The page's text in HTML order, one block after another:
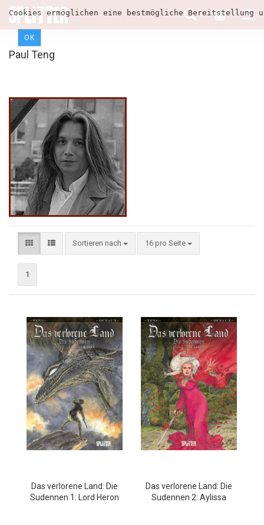
Cookies ermöglichen eine bestmögliche
OK
Paul Teng
Sortieren nach 16 pro Seite
1
Das verlorene Land: Die
Sudennen 1: Lord Heron
Das verlorene Land: Die
Sudennen 2: Aylissa